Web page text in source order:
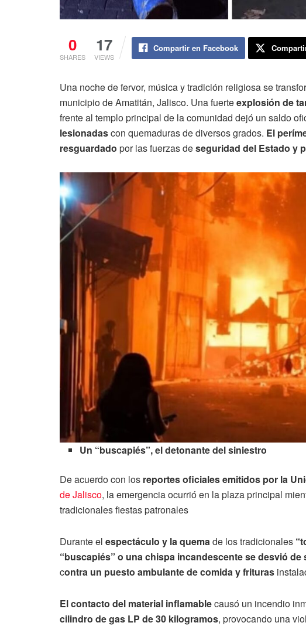
0
SHARES
17
VIEWS
Compartir en Facebook
Una noche de fervor, música y tradición religiosa se
municipio de Amatitán, Jalisco. Una fuerteexplosión de
frente al templo principal de la comunidad dejó un saldo
lesionadascon quemaduras de diversos grados. El
resguardado por las fuerzas deseguridad del Estado y
Un “buscapiés”, el detonante del siniestro
De acuerdo con los reportes oficiales emitidos por la
de Jalisco, la emergencia ocurrió en la plaza principal
tradicionales fiestas patronales
Durante el espectáculo y la quemade los tradicionales
“buscapiés” o una chispa incandescente se desvió de
contra un puesto ambulante de comida y frituras
El contacto del material inflamablecausó un incendio
cilindro de gas LP de 30 kilogramos, provocando una